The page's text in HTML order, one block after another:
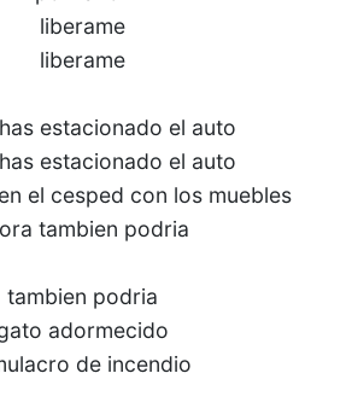
liberame
liberame
estacionado el auto
estacionado el auto
el cesped con los muebles
tambien podria
tambien podria
adormecido
de incendio